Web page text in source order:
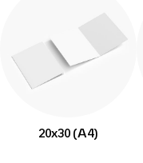
20x30 (A4)